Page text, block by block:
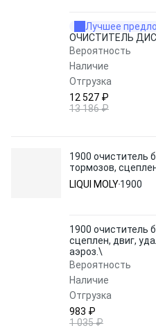
Лучшее
ОЧИСТИТЕЛЬ
Вероятность
Наличие
Отгрузка
12 527 ₽
13 186 ₽
1900 очиститель
тормозов,
смолу и смазки,
LIQUI MOLY1900
1900 очиститель
сцеплен, двиг,
аэроз.\
Вероятность
Наличие
Отгрузка
983 ₽
1 035 ₽